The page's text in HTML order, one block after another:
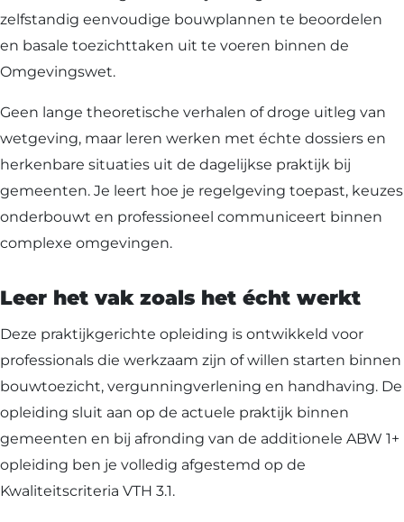
zelfstandig eenvoudige bouwplannen te beoordelen
en basale toezichttaken uit te voeren binnen de
Omgevingswet.
Geen lange theoretische verhalen of droge uitleg van
wetgeving, maar leren werken met échte dossiers en
herkenbare situaties uit de dagelijkse praktijk bij
gemeenten. Je leert hoe je regelgeving toepast, keuzes
onderbouwt en professioneel communiceert binnen
complexe omgevingen.
Leer het vak zoals het écht werkt
Deze praktijkgerichte opleiding is ontwikkeld voor
professionals die werkzaam zijn of willen starten binnen
bouwtoezicht, vergunningverlening en handhaving. De
opleiding sluit aan op de actuele praktijk binnen
gemeenten en bij afronding van de additionele ABW 1+
opleiding ben je volledig afgestemd op de
Kwaliteitscriteria VTH 3.1.